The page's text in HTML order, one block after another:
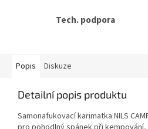
Tech. podpora
Popis Diskuze
Detailní popis produktu
Samonafukovací karimatka NILS